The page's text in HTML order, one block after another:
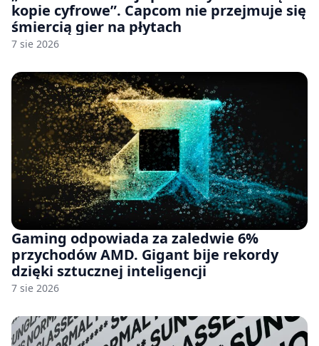
kopie cyfrowe”. Capcom nie przejmuje się
śmiercią gier na płytach
7 sie 2026
Gaming odpowiada za zaledwie 6%
przychodów AMD. Gigant bije rekordy
dzięki sztucznej inteligencji
7 sie 2026